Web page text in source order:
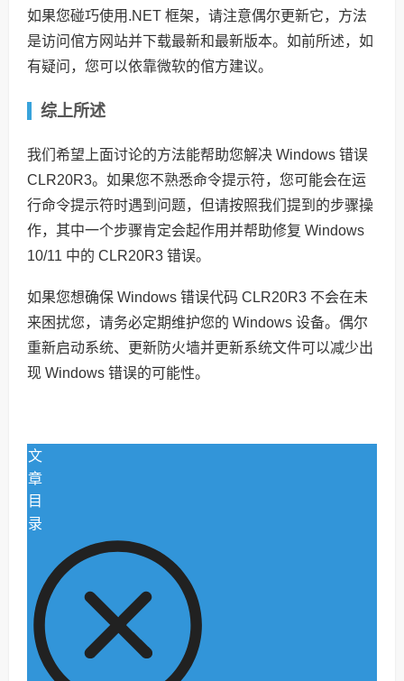
如果您碰巧使用.NET 框架，请注意偶尔更新它，方法
是访问倌方网站并下载最新和最新版本。如前所述，如
有疑问，您可以依靠微软的倌方建议。
综上所述
我们希望上面讨论的方法能帮助您解决 Windows 错误
CLR20R3。如果您不熟悉命令提示符，您可能会在运
行命令提示符时遇到问题，但请按照我们提到的步骤操
作，其中一个步骤肯定会起作用并帮助修复 Windows
10/11 中的 CLR20R3 错误。
如果您想确保 Windows 错误代码 CLR20R3 不会在未
来困扰您，请务必定期维护您的 Windows 设备。偶尔
重新启动系统、更新防火墙并更新系统文件可以减少出
现 Windows 错误的可能性。
文
章
目
录